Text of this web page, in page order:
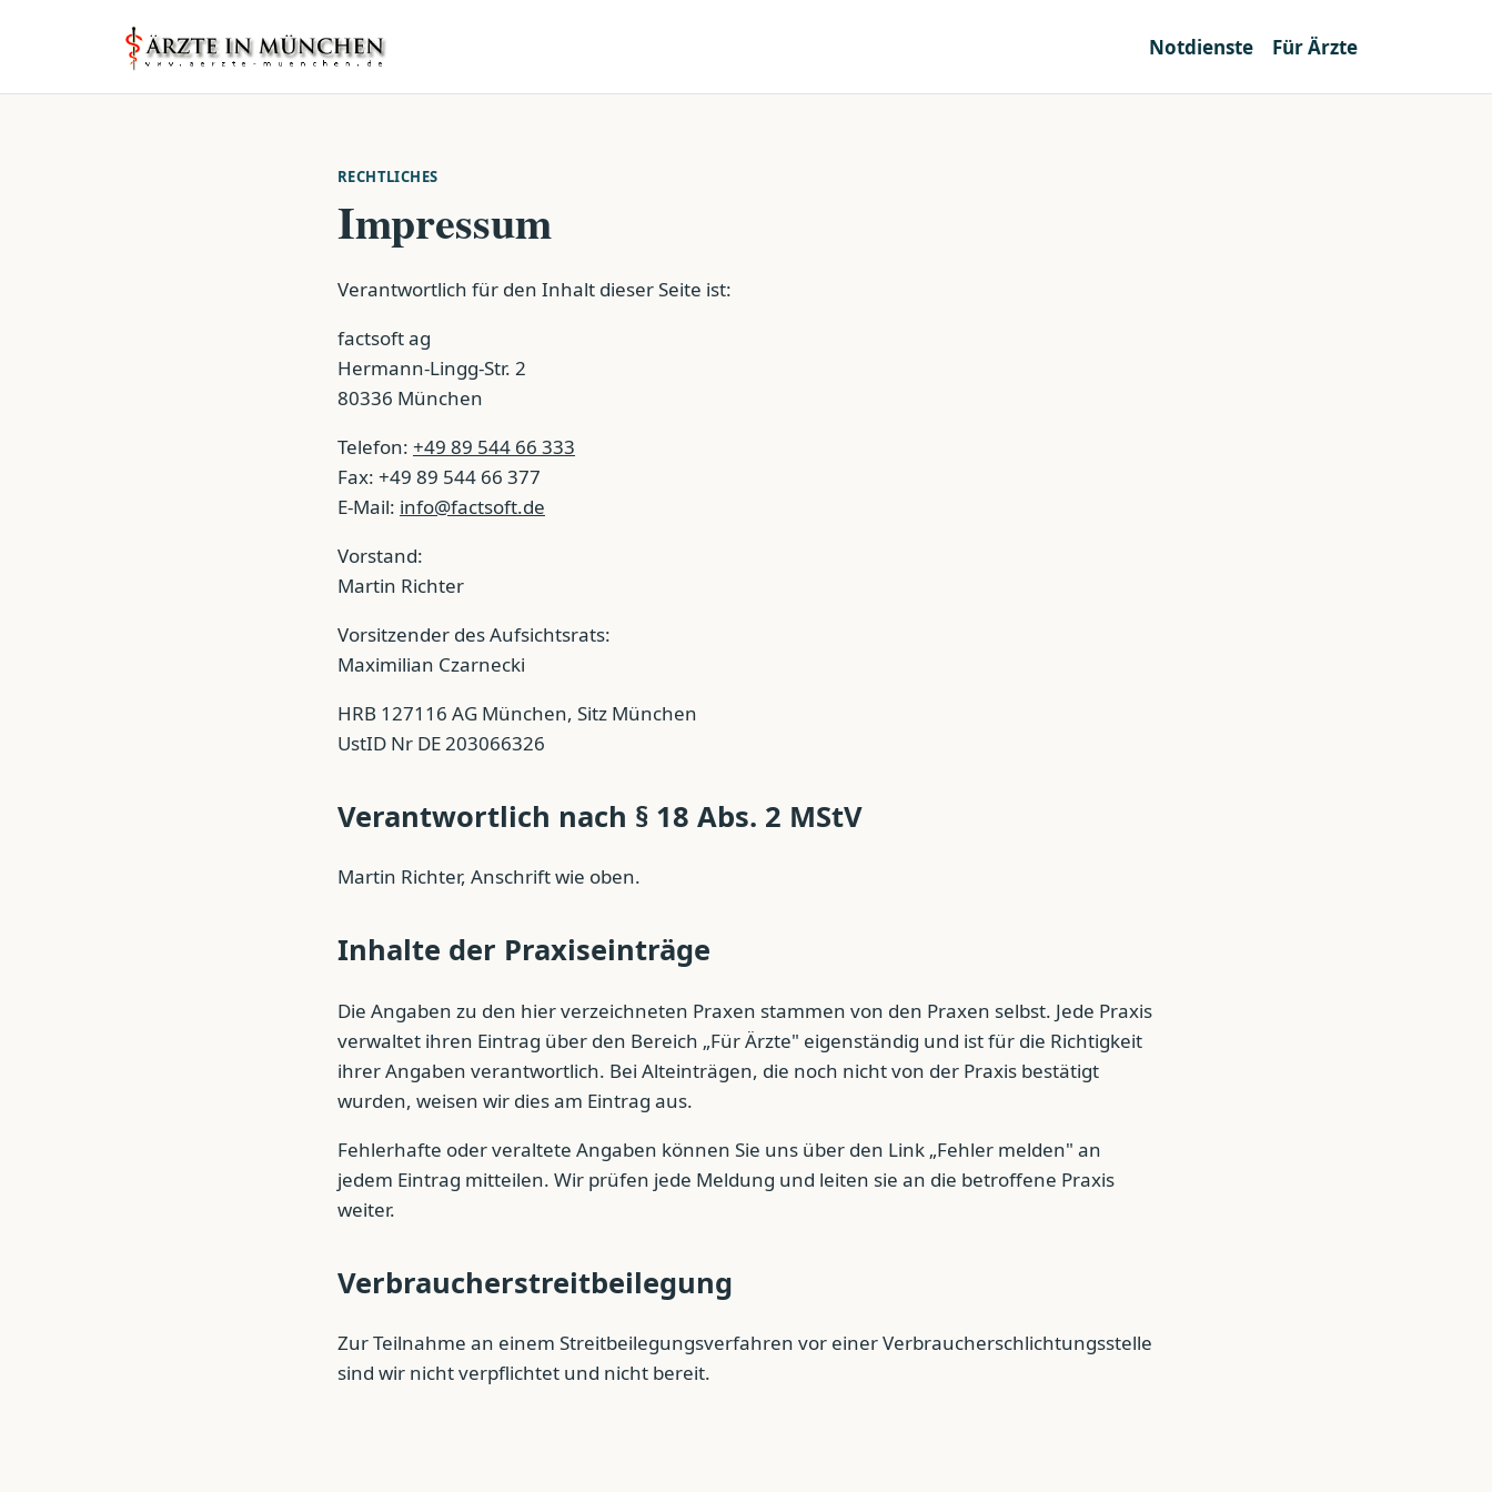
Notdienste Für Ärzte
RECHTLICHES
Impressum
Verantwortlich für den Inhalt dieser Seite ist:
factsoft ag
Hermann-Lingg-Str. 2
80336 München
Telefon: +49 89 544 66 333
Fax: +49 89 544 66 377
E-Mail: info@factsoft.de
Vorstand:
Martin Richter
Vorsitzender des Aufsichtsrats:
Maximilian Czarnecki
HRB 127116 AG München, Sitz München
UstID Nr DE 203066326
Verantwortlich nach § 18 Abs. 2 MStV
Martin Richter, Anschrift wie oben.
Inhalte der Praxiseinträge
Die Angaben zu den hier verzeichneten Praxen stammen von den Praxen selbst. Jede Praxis
verwaltet ihren Eintrag über den Bereich „Für Ärzte" eigenständig und ist für die Richtigkeit
ihrer Angaben verantwortlich. Bei Alteinträgen, die noch nicht von der Praxis bestätigt
wurden, weisen wir dies am Eintrag aus.
Fehlerhafte oder veraltete Angaben können Sie uns über den Link „Fehler melden" an
jedem Eintrag mitteilen. Wir prüfen jede Meldung und leiten sie an die betroffene Praxis
weiter.
Verbraucherstreitbeilegung
Zur Teilnahme an einem Streitbeilegungsverfahren vor einer Verbraucherschlichtungsstelle
sind wir nicht verpflichtet und nicht bereit.